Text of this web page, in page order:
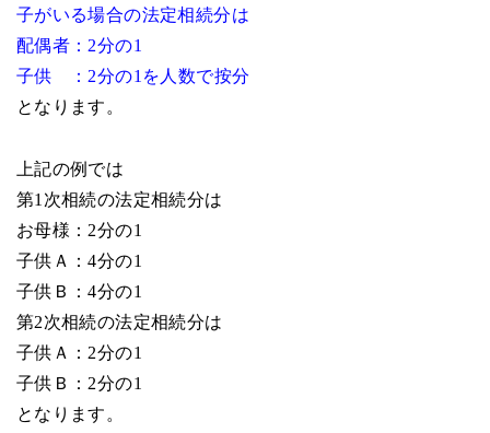
子がいる場合の法定相続分は
配偶者：2分の1
子供 ：2分の1を人数で按分
となります。
上記の例では
第1次相続の法定相続分は
お母様：2分の1
子供Ａ：4分の1
子供Ｂ：4分の1
第2次相続の法定相続分は
子供Ａ：2分の1
子供Ｂ：2分の1
となります。